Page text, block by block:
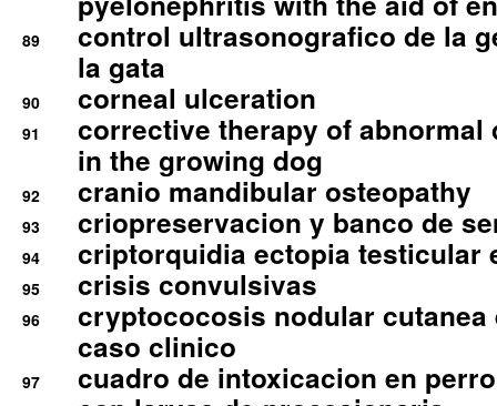
89
control ultrasonografico de la
la gata
90 corneal ulceration
91
corrective therapy of abnormal
in the growing dog
92 cranio mandibular osteopathy
93 criopreservacion y banco de
94 criptorquidia ectopia testicular
95 crisis convulsivas
96
cryptococosis nodular cutanea
caso clinico
97
cuadro de intoxicacion en